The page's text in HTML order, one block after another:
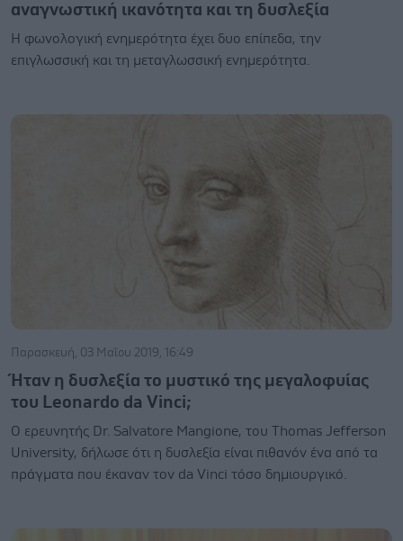
αναγνωστική ικανότητα και τη δυσλεξία
Η φωνολογική ενημερότητα έχει δυο επίπεδα, την
επιγλωσσική και τη μεταγλωσσική ενημερότητα.
Παρασκευή, 03 Μαΐου 2019, 16:49
Ήταν η δυσλεξία το μυστικό της μεγαλοφυίας
του Leonardo da Vinci;
Ο ερευνητής Dr. Salvatore Mangione, του Thomas Jefferson
University, δήλωσε ότι η δυσλεξία είναι πιθανόν ένα από τα
πράγματα που έκαναν τον da Vinci τόσο δημιουργικό.